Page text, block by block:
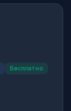
Бесплатно